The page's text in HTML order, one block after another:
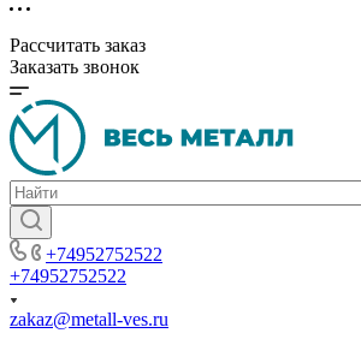
Рассчитать заказ
Заказать звонок
+74952752522
+74952752522
zakaz@metall-ves.ru